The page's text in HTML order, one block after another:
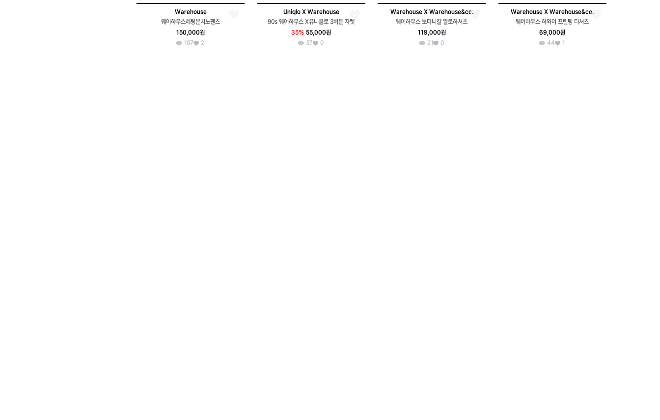
Warehouse
웨어하우스헤링본치노팬츠
150,000원
107
2
Uniqlo X Warehouse
90s 웨어하우스 X유니클로 3버튼 자켓
35% 55,000원
37
0
Warehouse X Warehouse&co.
웨어하우스 보타니칼 알로하셔츠
119,000원
21
0
Warehouse X Warehouse&co.
웨어하우스 하와이 프린팅 티셔츠
69,000원
44
1